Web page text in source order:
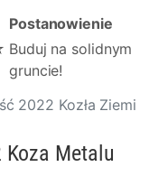
2022 Kozła Ziemi
Postanowienie
Buduj na solidnym
gruncie!
Metalu